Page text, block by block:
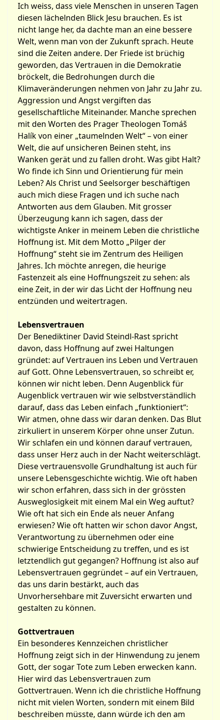
Ich weiss, dass viele Menschen in unseren Tagen
diesen lächelnden Blick Jesu brauchen. Es ist
nicht lange her, da dachte man an eine bessere
Welt, wenn man von der Zukunft sprach. Heute
sind die Zeiten andere. Der Friede ist brüchig
geworden, das Vertrauen in die Demokratie
bröckelt, die Bedrohungen durch die
Klimaveränderungen nehmen von Jahr zu Jahr zu.
Aggression und Angst vergiften das
gesellschaftliche Miteinander. Manche sprechen
mit den Worten des Prager Theologen Tomáš
Halík von einer „taumelnden Welt“ – von einer
Welt, die auf unsicheren Beinen steht, ins
Wanken gerät und zu fallen droht. Was gibt Halt?
Wo finde ich Sinn und Orientierung für mein
Leben? Als Christ und Seelsorger beschäftigen
auch mich diese Fragen und ich suche nach
Antworten aus dem Glauben. Mit grosser
Überzeugung kann ich sagen, dass der
wichtigste Anker in meinem Leben die christliche
Hoffnung ist. Mit dem Motto „Pilger der
Hoffnung“ steht sie im Zentrum des Heiligen
Jahres. Ich möchte anregen, die heurige
Fastenzeit als eine Hoffnungszeit zu sehen: als
eine Zeit, in der wir das Licht der Hoffnung neu
entzünden und weitertragen.
Lebensvertrauen
Der Benediktiner David Steindl-Rast spricht
davon, dass Hoffnung auf zwei Haltungen
gründet: auf Vertrauen ins Leben und Vertrauen
auf Gott. Ohne Lebensvertrauen, so schreibt er,
können wir nicht leben. Denn Augenblick für
Augenblick vertrauen wir wie selbstverständlich
darauf, dass das Leben einfach „funktioniert“:
Wir atmen, ohne dass wir daran denken. Das Blut
zirkuliert in unserem Körper ohne unser Zutun.
Wir schlafen ein und können darauf vertrauen,
dass unser Herz auch in der Nacht weiterschlägt.
Diese vertrauensvolle Grundhaltung ist auch für
unsere Lebensgeschichte wichtig. Wie oft haben
wir schon erfahren, dass sich in der grössten
Ausweglosigkeit mit einem Mal ein Weg auftut?
Wie oft hat sich ein Ende als neuer Anfang
erwiesen? Wie oft hatten wir schon davor Angst,
Verantwortung zu übernehmen oder eine
schwierige Entscheidung zu treffen, und es ist
letztendlich gut gegangen? Hoffnung ist also auf
Lebensvertrauen gegründet – auf ein Vertrauen,
das uns darin bestärkt, auch das
Unvorhersehbare mit Zuversicht erwarten und
gestalten zu können.
Gottvertrauen
Ein besonderes Kennzeichen christlicher
Hoffnung zeigt sich in der Hinwendung zu jenem
Gott, der sogar Tote zum Leben erwecken kann.
Hier wird das Lebensvertrauen zum
Gottvertrauen. Wenn ich die christliche Hoffnung
nicht mit vielen Worten, sondern mit einem Bild
beschreiben müsste, dann würde ich den am